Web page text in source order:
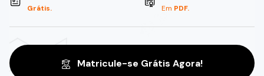
Grátis. Em PDF.
Matricule-se Grátis Agora!